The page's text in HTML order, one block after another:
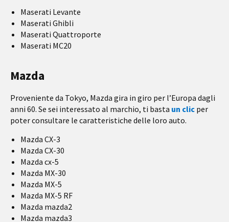
Maserati Levante
Maserati Ghibli
Maserati Quattroporte
Maserati MC20
Mazda
Proveniente da Tokyo, Mazda gira in giro per l’Europa dagli
anni 60. Se sei interessato al marchio, ti basta un clic per
poter consultare le caratteristiche delle loro auto.
Mazda CX-3
Mazda CX-30
Mazda cx-5
Mazda MX-30
Mazda MX-5
Mazda MX-5 RF
Mazda mazda2
Mazda mazda3